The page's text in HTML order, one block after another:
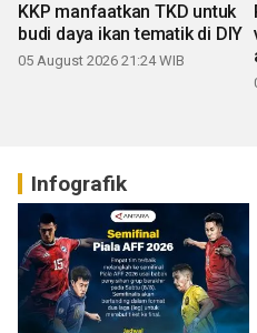
KKP manfaatkan TKD untuk
budi daya ikan tematik di DIY
05 August 2026 21:24 WIB
Infografik